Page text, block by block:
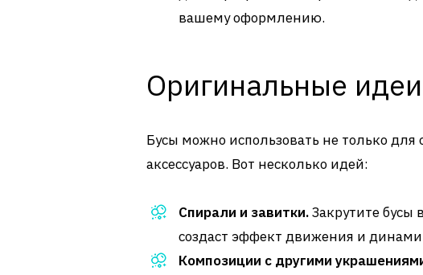
вашему оформлению.
Оригинальные
Бусы можно использовать не только для
аксессуаров. Вот несколько идей:
Спирали и завитки.Закрутите бусы
создаст эффект движения и
Композиции с другими